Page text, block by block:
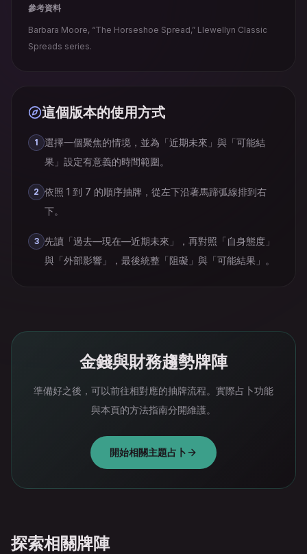
參考資料
Barbara Moore, “The Horseshoe Spread,” Llewellyn Classic
Spreads series.
這個版本的使用方式
1
選擇一個聚焦的情境，並為「近期未來」與「可能結
果」設定有意義的時間範圍。
2 依照 1 到 7 的順序抽牌，從左下沿著馬蹄弧線排到右
下。
3
先讀「過去—現在—近期未來」，再對照「自身態度」
與「外部影響」，最後統整「阻礙」與「可能結果」。
金錢與財務趨勢牌陣
準備好之後，可以前往相對應的抽牌流程。實際占卜功能
與本頁的方法指南分開維護。
開始相關主題占卜
探索相關牌陣